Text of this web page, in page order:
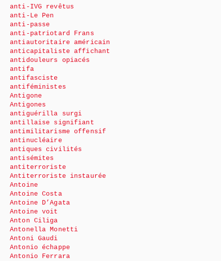
anti-IVG revêtus
anti-Le Pen
anti-passe
anti-patriotard Frans
antiautoritaire américain
anticapitaliste affichant
antidouleurs opiacés
antifa
antifasciste
antiféministes
Antigone
Antigones
antiguérilla surgi
antillaise signifiant
antimilitarisme offensif
antinucléaire
antiques civilités
antisémites
antiterroriste
Antiterroriste instaurée
Antoine
Antoine Costa
Antoine D’Agata
Antoine voit
Anton Ciliga
Antonella Monetti
Antoni Gaudi
Antonio échappe
Antonio Ferrara